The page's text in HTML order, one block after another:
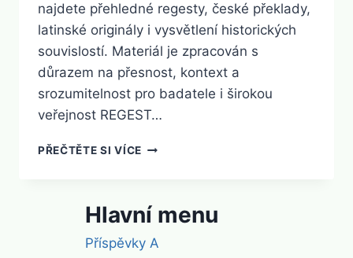
najdete přehledné regesty, české překlady,
latinské originály i vysvětlení historických
souvislostí. Materiál je zpracován s
důrazem na přesnost, kontext a
srozumitelnost pro badatele i širokou
veřejnost REGEST…
PŘEČTĚTE SI VÍCELISTINY
Hlavní menu
Příspěvky A